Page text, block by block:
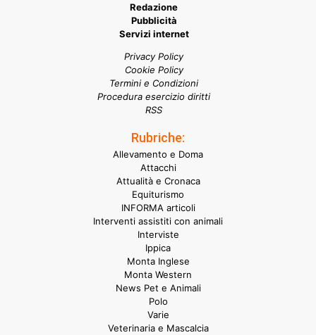
Redazione
Pubblicità
Servizi internet
Privacy Policy
Cookie Policy
Termini e Condizioni
Procedura esercizio diritti
RSS
Rubriche:
Allevamento e Doma
Attacchi
Attualità e Cronaca
Equiturismo
INFORMA articoli
Interventi assistiti con animali
Interviste
Ippica
Monta Inglese
Monta Western
News Pet e Animali
Polo
Varie
Veterinaria e Mascalcia